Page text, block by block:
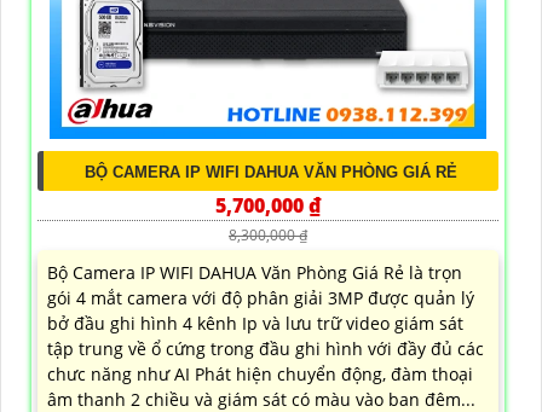
BỘ CAMERA IP WIFI DAHUA VĂN PHÒNG GIÁ RẺ
5,700,000 ₫
8,300,000 ₫
Bộ Camera IP WIFI DAHUA Văn Phòng Giá Rẻ là trọn
gói 4 mắt camera với độ phân giải 3MP được quản lý
bở đầu ghi hình 4 kênh Ip và lưu trữ video giám sát
tập trung về ổ cứng trong đầu ghi hình với đầy đủ các
chưc năng như AI Phát hiện chuyển động, đàm thoại
âm thanh 2 chiều và giám sát có màu vào ban đêm...